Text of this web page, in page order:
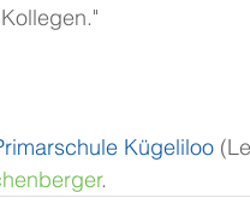
Kügeliloo
.